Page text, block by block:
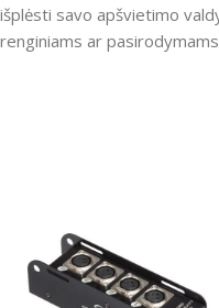
išplėsti savo apšvietimo
renginiams ar